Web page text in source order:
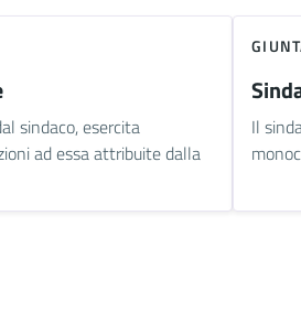
sindaco, esercita
ad essa attribuite dalla
Il